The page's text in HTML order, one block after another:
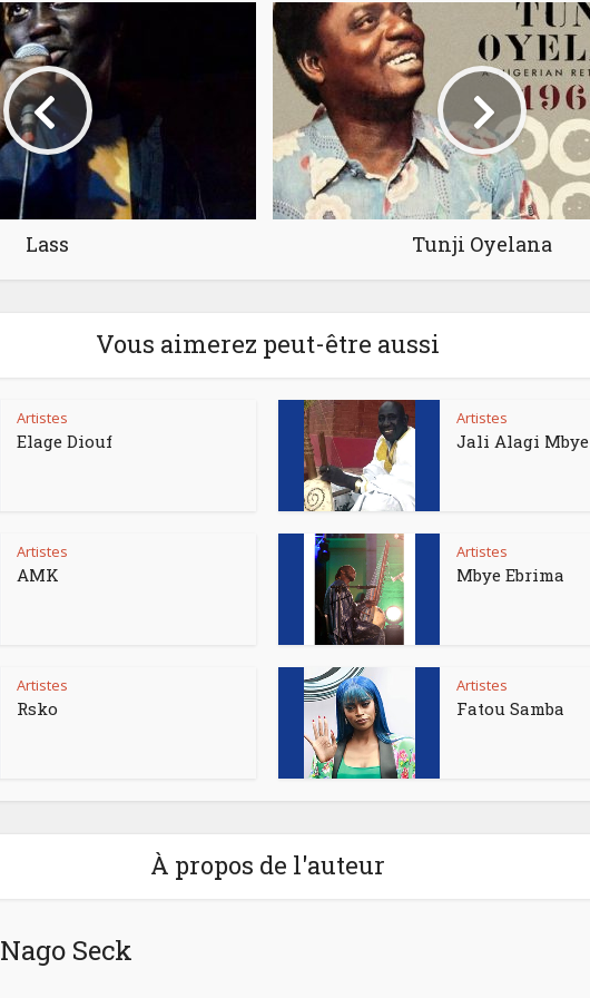
Lass Tunji Oyelana
Vous aimerez peut-être aussi
Artistes
Elage Diouf
Artistes
Jali Alagi Mbye
Artistes
AMK
Artistes
Mbye Ebrima
Artistes
Rsko
Artistes
Fatou Samba
À propos de l'auteur
Nago Seck